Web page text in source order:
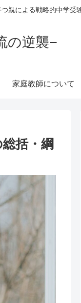
親による戦略的中学受
の逆襲−
家庭教師について
括・綱